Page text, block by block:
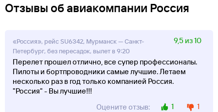
Отзывы об авиакомпании Россия
«Россия», рейс SU6342, Мурманск — Санкт-
Петербург, без пересадок, вылет в 9:20
9,5 из 10
Перелет прошел отлично, все супер профессионалы.
Пилоты и бортпроводники самые лучшие. Летаем
несколько раз в год только компанией Россия.
"Россия" - Вы лучшие!!!
Оцените отзыв:
1 1